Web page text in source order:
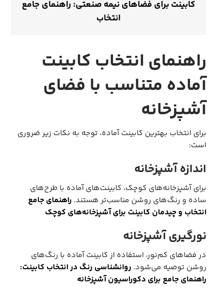
کابینت برای فضاهای نیمه صنعتی: راهنمای جامع
انتخاب
راهنمای انتخاب کابینت
آماده متناسب با فضای
آشپزخانه
برای انتخاب بهترین کابینت آماده، توجه به نکات زیر ضروری
است:
اندازه آشپزخانه
برای آشپزخانه‌های کوچک، کابینت‌های آماده با طرح‌های
ساده و رنگ‌های روشن مناسب‌تر هستند. راهنمای جامع
انتخاب و چیدمان کابینت برای آشپزخانه‌های کوچک
نورگیری آشپزخانه
در فضاهای کم‌نور، استفاده از کابینت آماده با رنگ‌های
روشن توصیه می‌شود. روانشناسی رنگ در انتخاب کابینت:
راهنمای جامع برای دکوراسیون آشپزخانه